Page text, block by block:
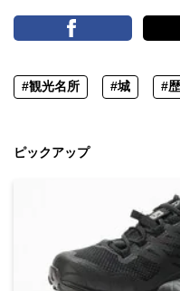
#観光名所 #城 #
ピックアップ